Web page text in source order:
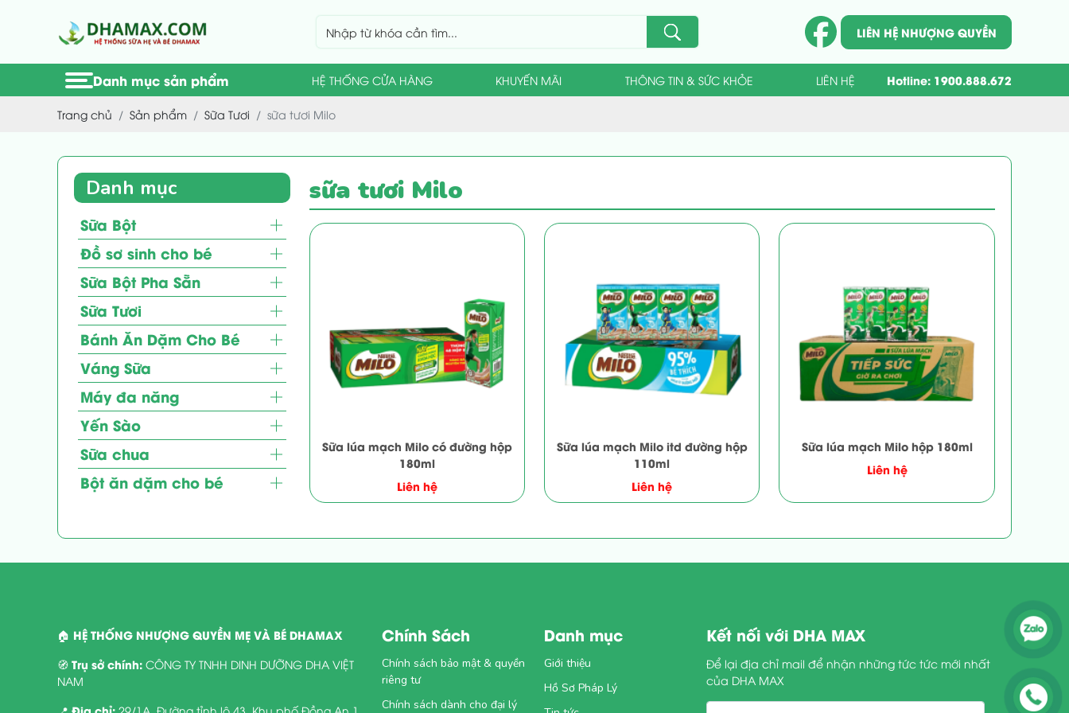
LIÊN HỆ NHƯỢNG QUYỀN
Danh mục sản phẩm HỆ THỐNG CỬA HÀNG KHUYẾN MÃI THÔNG TIN & SỨC KHỎE LIÊN HỆ Hotline: 1900.888.672
Trang chủ Sản phẩm Sữa Tươi sữa tươi Milo
Danh mục
Sữa Bột
Đồ sơ sinh cho bé
Sữa Bột Pha Sẵn
Sữa Tươi
Bánh Ăn Dặm Cho Bé
Váng Sữa
Máy đa năng
Yến Sào
Sữa chua
Bột ăn dặm cho bé
sữa tươi Milo
Sữa lúa mạch Milo có đường hộp
180ml
Liên hệ
Sữa lúa mạch Milo itd đường hộp
110ml
Liên hệ
Sữa lúa mạch Milo hộp 180ml
Liên hệ
🏠 HỆ THỐNG NHƯỢNG QUYỀN MẸ VÀ BÉ DHAMAX
🧭 Trụ sở chính: CÔNG TY TNHH DINH DƯỠNG DHA VIỆT
NAM
Chính Sách
Chính sách bảo mật & quyền
riêng tư
Chính sách dành cho đại lý
Danh mục
Giới thiệu
Hồ Sơ Pháp Lý
Kết nối với DHA MAX
Để lại địa chỉ mail để nhận những tức tức mới nhất
của DHA MAX